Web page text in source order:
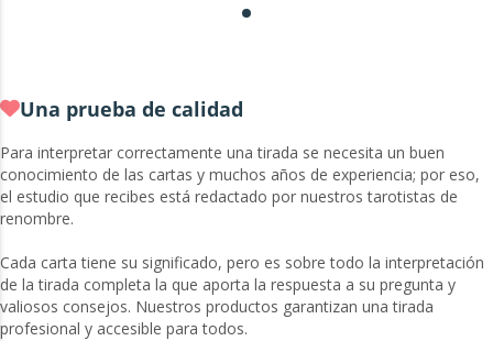
Una prueba de calidad
Para interpretar correctamente una tirada se necesita un buen
conocimiento de las cartas y muchos años de experiencia; por eso,
el estudio que recibes está redactado por nuestros tarotistas de
renombre.
Cada carta tiene su significado, pero es sobre todo la interpretación
de la tirada completa la que aporta la respuesta a su pregunta y
valiosos consejos. Nuestros productos garantizan una tirada
profesional y accesible para todos.